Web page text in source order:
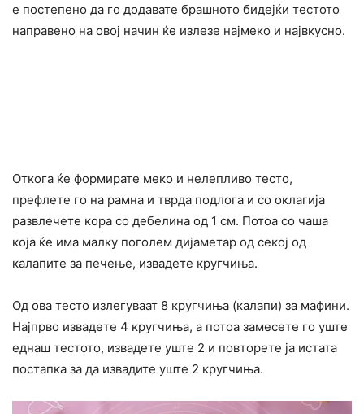
е постепено да го додавате брашното бидејќи тестото
направено на овој начин ќе излезе најмеко и највкусно.
Откога ќе формирате меко и нелепливо тесто,
префлете го на рамна и тврда подлога и со оклагија
развлечете кора со дебелина од 1 см. Потоа со чаша
која ќе има малку поголем дијаметар од секој од
калапите за печење, извадете кругчиња.
Од ова тесто излегуваат 8 кругчиња (калапи) за мафини.
Најпрво извадете 4 кругчиња, а потоа замесете го уште
еднаш тестото, извадете уште 2 и повторете ја истата
постапка за да извадите уште 2 кругчиња.